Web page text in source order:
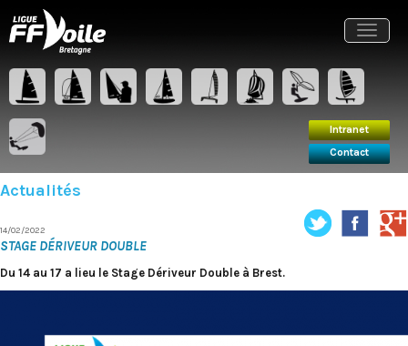
Actualités
14/02/2022
STAGE DÉRIVEUR DOUBLE
Du 14 au 17 a lieu le Stage Dériveur Double à Brest.
Intranet
Contact
Intranet
Toggle